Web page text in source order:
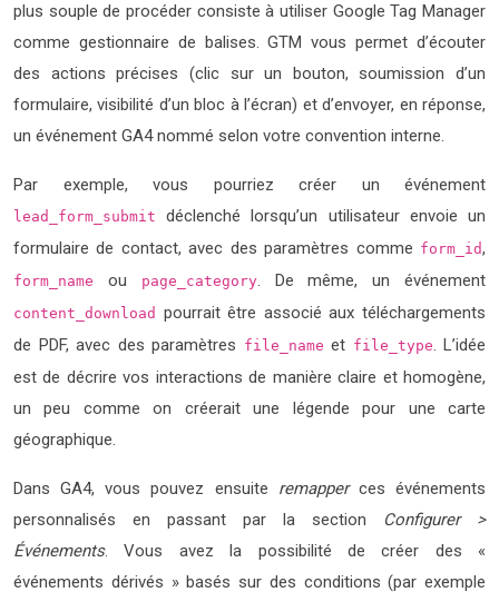
plus souple de procéder consiste à utiliser Google Tag Manager
comme gestionnaire de balises. GTM vous permet d’écouter
des actions précises (clic sur un bouton, soumission d’un
formulaire, visibilité d’un bloc à l’écran) et d’envoyer, en réponse,
un événement GA4 nommé selon votre convention interne.
Par exemple, vous pourriez créer un événement
lead_form_submit
déclenché lorsqu’un utilisateur envoie un
formulaire de contact, avec des paramètres comme form_id,
form_name ou page_category. De même, un événement
content_download pourrait être associé aux téléchargements
de PDF, avec des paramètres file_name et file_type. L’idée
est de décrire vos interactions de manière claire et homogène,
un peu comme on créerait une légende pour une carte
géographique.
Dans GA4, vous pouvez ensuite remapperces événements
personnalisés en passant par la section
Configurer >
Événements. Vous avez la possibilité de créer des «
événements dérivés » basés sur des conditions (par exemple